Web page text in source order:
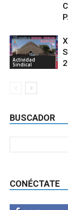
Actividad
Sindical
BUSCADOR
CONÉCTATE